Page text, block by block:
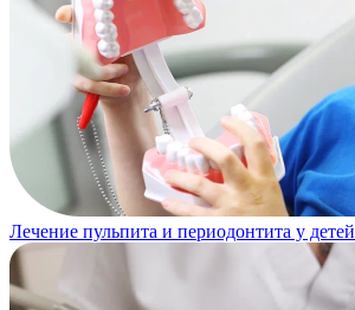
Лечение пульпита и периодонтита у детей